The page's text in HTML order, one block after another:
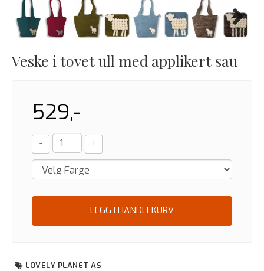
Next
Veske i tovet ull med applikert sau
529,-
- +
LEGG I HANDLEKURV
LOVELY PLANET AS